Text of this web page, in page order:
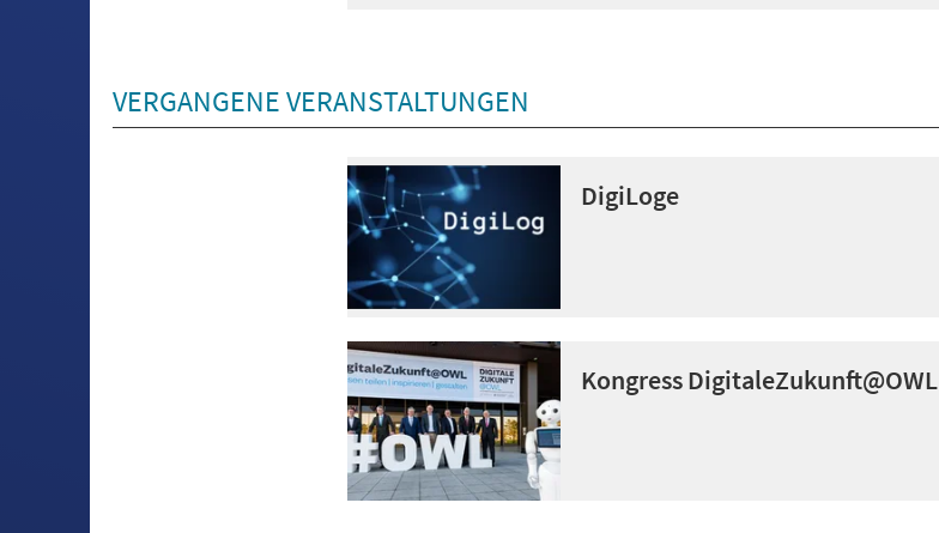
VERGANGENE VERANSTALTUNGEN
DigiLoge
Kongress DigitaleZukunft@OWL